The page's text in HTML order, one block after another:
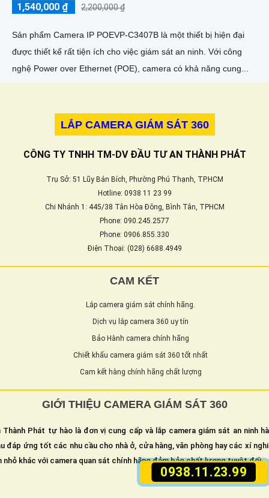
0938.11.23.99
1,540,000 ₫ 2,200,000 ₫
Sản phẩm Camera IP POEVP-C3407B là một thiết bị hiện đại
được thiết kế rất tiện ích cho việc giám sát an ninh. Với công
nghệ Power over Ethernet (POE), camera có khả năng cung...
LẮP CAMERA GIÁM SÁT 360
CÔNG TY TNHH TM-DV ĐẦU TƯ AN THÀNH PHÁT
Trụ Sở: 51 Lũy Bán Bích, Phường Phú Thạnh, TP.HCM
Hotline: 0938 11 23 99
Chi Nhánh 1: 445/38 Tân Hòa Đông, Bình Tân, TPHCM
Phone: 090.245.2577
Phone: 0906.855.330
Điện Thoại: (028) 6688.4949
CAM KẾT
Lắp camera giám sát chính hãng.
Dịch vụ lắp camera 360 uy tín
Bảo Hành camera chính hãng
Chiết khấu camera giám sát 360 tốt nhất
Cam kết hàng chính hãng chất lượng
GIỚI THIỆU CAMERA GIÁM SÁT 360
Thành Phát tự hào là đơn vị cung cấp và lắp camera giám sát an ninh
đáp ứng tốt các nhu cầu cho nhà ở, cửa hàng, văn phòng hay các xí
nhỏ khác với camera quan sát chính hãng đảm bảo chất lượng tuyệt đối.